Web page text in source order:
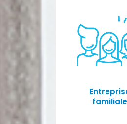
familiale